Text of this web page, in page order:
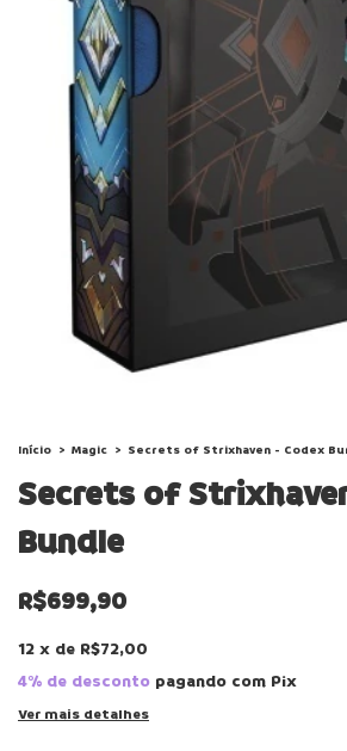
Início > Magic > Secrets of Strixhaven - Codex
Secrets of
Bundle
R$699,90
12 x de R$72,00
4% de desconto pagando com Pix
Ver mais detalhes